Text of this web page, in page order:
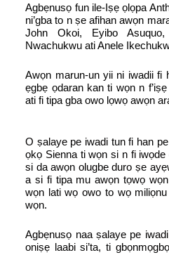
Agbẹnusọ fun ile-Iṣẹ ọlọpa
ni’gba to n ṣe afihan awọn
John Okoi, Eyibo
Nwachukwu ati Anele
Awọn marun-un yii ni iwadii fi
ẹgbẹ ọdaran kan ti wọn n
ati fi tipa gba owo lọwọ awọn
O ṣalaye pe iwadi tun fi han
ọkọ Sienna ti wọn si n fi
si da awọn olugbe duro ṣe
a si fi tipa mu awọn tọwọ
wọn lati wọ owo to wọ
wọn.
Agbẹnusọ naa ṣalaye pe
oniṣẹ laabi si’ta, ti